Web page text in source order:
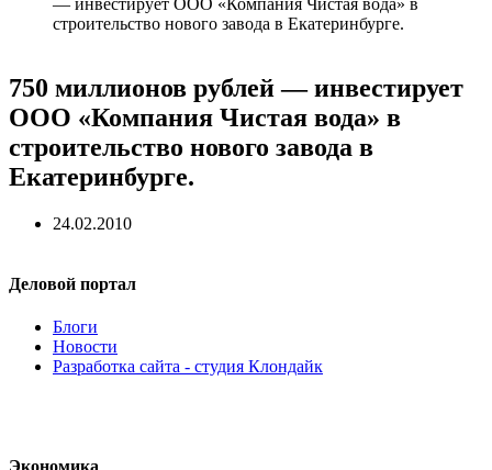
— инвестирует ООО «Компания Чистая вода» в
строительство нового завода в Екатеринбурге.
750 миллионов рублей — инвестирует
ООО «Компания Чистая вода» в
строительство нового завода в
Екатеринбурге.
24.02.2010
Деловой портал
Блоги
Новости
Разработка сайта - студия Клондайк
Экономика